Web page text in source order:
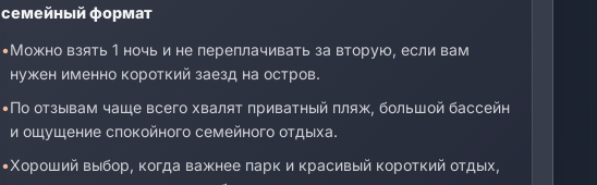
семейный формат
Можно взять 1 ночь и не переплачивать за вторую, если вам
нужен именно короткий заезд на остров.
По отзывам чаще всего хвалят приватный пляж, большой бассейн
и ощущение спокойного семейного отдыха.
Хороший выбор, когда важнее парк и красивый короткий отдых,